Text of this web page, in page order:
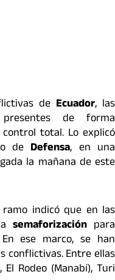
de Ecuador, las
de forma
total. Lo explicó
de Defensa, en una
la mañana de este
indicó que en las
semaforización para
ese marco, se han
conflictivas. Entre ellas
, El Rodeo (Manabí), Turi